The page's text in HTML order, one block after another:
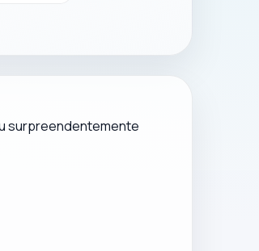
surpreendentemente